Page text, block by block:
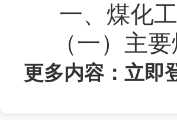
一、煤化工
（一）主要
更多内容： 立即